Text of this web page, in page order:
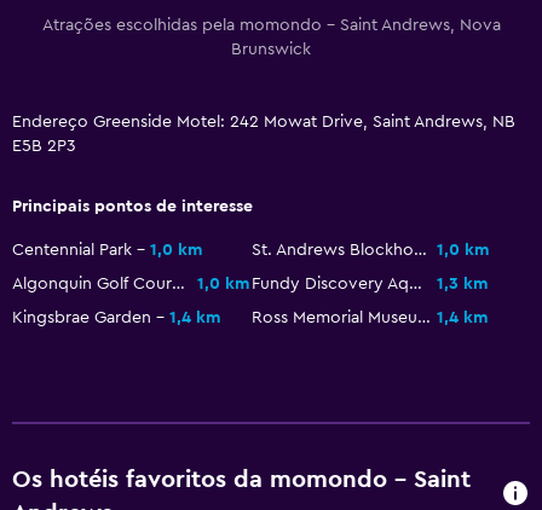
Acessibilidade e adequação
Unidade localizada no térreo
Não fumante
Entrada privativa
Saúde e segurança
Limpeza diária
Segurança 24 horas
Atrações escolhidas pela momondo - Saint Andrews, Nova
Brunswick
Endereço Greenside Motel: 242 Mowat Drive, Saint Andrews, NB
E5B 2P3
Principais pontos de interesse
Centennial Park 1,0 km St. Andrews Blockhouse
1,0 km
Algonquin Golf Course
1,0 km Fundy Discovery Aquarium
1,3 km
Kingsbrae Garden
1,4 km Ross Memorial Museum 1,4 km
Os hotéis favoritos da momondo - Saint